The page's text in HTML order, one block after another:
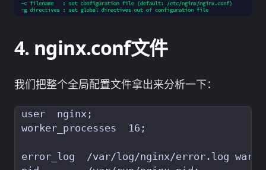
nginx.conf文件
我们把整个全局配置文件拿出来分析一下：
user  nginx ;
worker_processes  16 ;
error_log  /var/log/nginx/error.log warn